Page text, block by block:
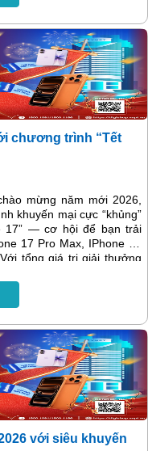
chương trình “Tết
mừng năm mới 2026,
khuyến mại cực “khủng”
17” — cơ hội để bạn trải
17 Pro Max, IPhone 17
tổng giá trị giải thưởng
với siêu khuyến